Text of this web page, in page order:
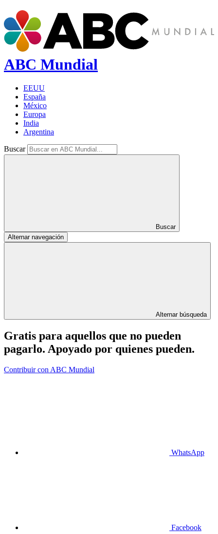
ABC Mundial
EEUU
España
México
Europa
India
Argentina
Buscar
Buscar
Alternar navegación
Alternar búsqueda
Gratis para aquellos que no pueden
pagarlo. Apoyado por quienes pueden.
Contribuir con ABC Mundial
WhatsApp
Facebook